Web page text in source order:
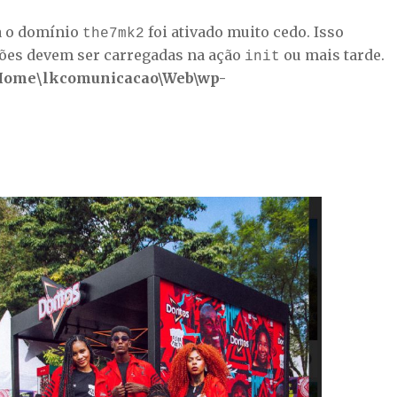
o domínio the7mk2 foi ativado muito cedo. Isso
devem ser carregadas na ação init ou mais tarde.